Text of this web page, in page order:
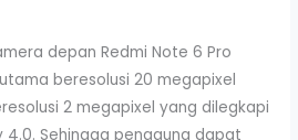
depan Redmi Note 6 Pro
beresolusi 20 megapixel
2 megapixel yang dilegkapi
4.0. Sehingga pengguna dapat